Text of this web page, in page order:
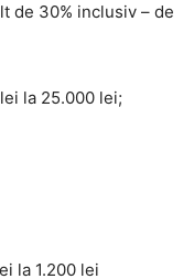
de 30% inclusiv – de
la 25.000 lei;
la 1.200 lei